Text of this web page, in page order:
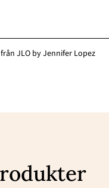
JLO by Jennifer Lopez